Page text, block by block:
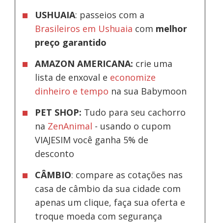
USHUAIA: passeios com a
Brasileiros em Ushuaia com melhor
preço garantido
AMAZON AMERICANA: crie uma
lista de enxoval e economize
dinheiro e tempo na sua Babymoon
PET SHOP: Tudo para seu cachorro
na ZenAnimal - usando o cupom
VIAJESIM você ganha 5% de
desconto
CÂMBIO: compare as cotações nas
casa de câmbio da sua cidade com
apenas um clique, faça sua oferta e
troque moeda com segurança